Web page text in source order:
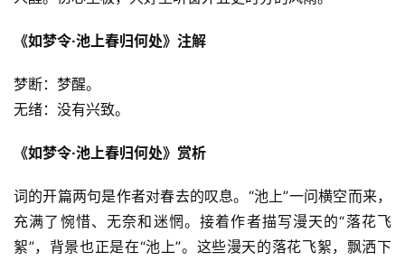
《如梦令·池上春归何处》注解
梦断：梦醒。
无绪：没有兴致。
《如梦令·池上春归何处》赏析
词的开篇两句是作者对春去的叹息。“池上”一问横空而来，
充满了惋惜、无奈和迷惘。接着作者描写漫天的“落花飞
絮”，背景也正是在“池上”。这些漫天的落花飞絮，飘洒下